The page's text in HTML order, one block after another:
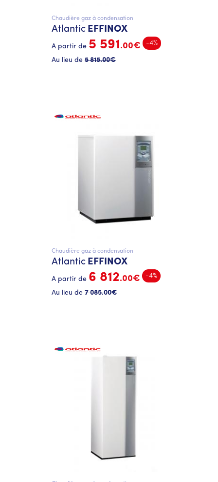
Chaudière gaz à condensation
Atlantic EFFINOX
A partir de 5 591.00€ -4%
Au lieu de 5 815.00€
Chaudière gaz à condensation
Atlantic EFFINOX
A partir de 6 812.00€ -4%
Au lieu de 7 085.00€